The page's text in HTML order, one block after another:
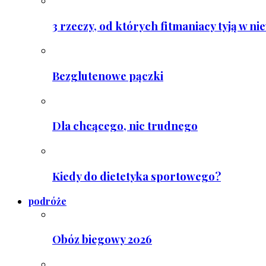
3 rzeczy, od których fitmaniacy tyją w
Bezglutenowe pączki
Dla chcącego, nic trudnego
Kiedy do dietetyka sportowego?
podróże
Obóz biegowy 2026